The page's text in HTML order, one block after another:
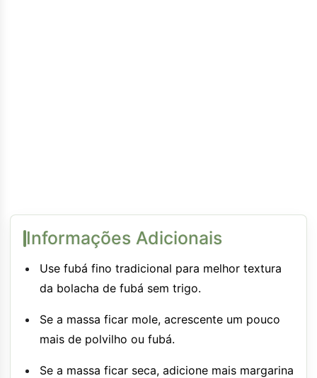
Informações Adicionais
Use fubá fino tradicional para melhor textura
da bolacha de fubá sem trigo.
Se a massa ficar mole, acrescente um pouco
mais de polvilho ou fubá.
Se a massa ficar seca, adicione mais margarina